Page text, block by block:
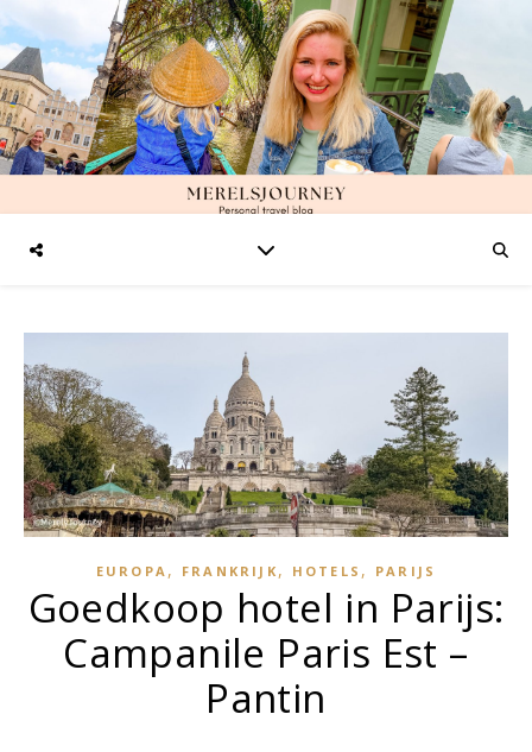
EUROPA , FRANKRIJK , HOTELS , PARIJS
Goedkoop hotel in Parijs:
Campanile Paris Est –
Pantin